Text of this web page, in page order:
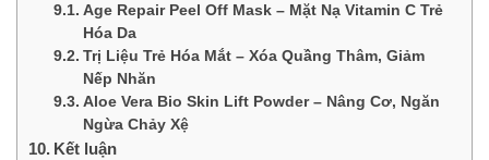
Age Repair Peel Off Mask – Mặt Nạ Vitamin C Trẻ
Hóa Da
Trị Liệu Trẻ Hóa Mắt – Xóa Quầng Thâm, Giảm
Nếp Nhăn
Aloe Vera Bio Skin Lift Powder – Nâng Cơ, Ngăn
Ngừa Chảy Xệ
Kết luận